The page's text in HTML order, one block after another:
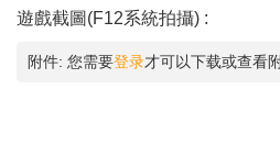
遊戲截圖(F12系統拍攝) :
附件: 您需要登录才可以下载或查看